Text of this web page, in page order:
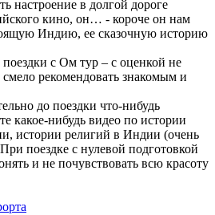
настроение в долгой дороге
кино, он… - короче он нам
Индию, ее сказочную историю
с Ом тур – с оценкой не
рекомендовать знакомым и
до поездки что-нибудь
какое-нибудь видео по истории
истории религий в Индии (очень
поездке с нулевой подготовкой
и не почувствовать всю красоту